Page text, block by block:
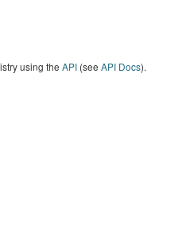
using the API (see API Docs).